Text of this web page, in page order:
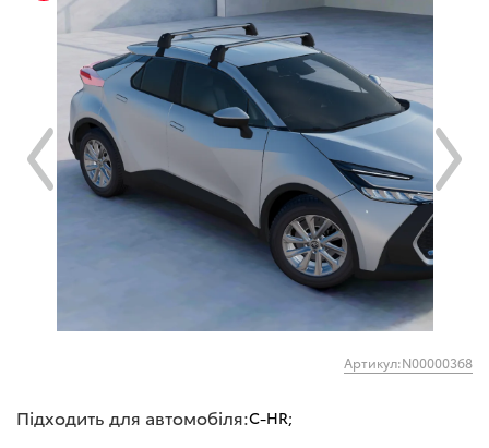
Артикул:N00000368
Підходить для автомобіля:C-HR;